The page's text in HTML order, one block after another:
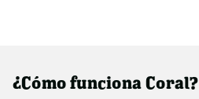
¿Cómo funciona Coral?